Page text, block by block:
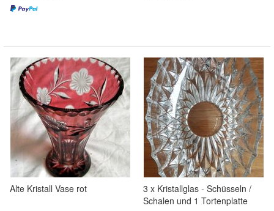
Alte Kristall Vase rot
3 x Kristallglas - Schüsseln /
Schalen und 1 Tortenplatte